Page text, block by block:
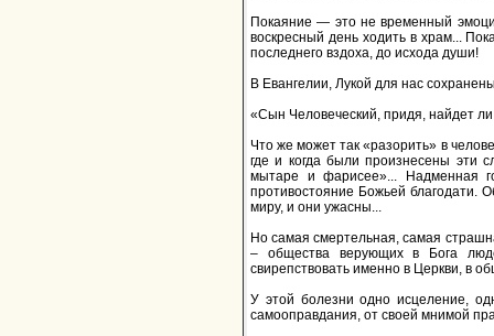
Покаяние — это не временный
воскресный день ходить в храм...
последнего вздоха, до исхода души!
В Евангелии, Лукой для нас
«Сын Человеческий, придя, найдет
Что же может так «разорить» в
где и когда были произнесены эти
мытаре и фарисее»... Надменная
противостояние Божьей благодати.
миру, и они ужасны...
Но самая смертельная, самая
– общества верующих в Бога
свирепствовать именно в Церкви, в
У этой болезни одно исцеление,
самооправдания, от своей мнимой